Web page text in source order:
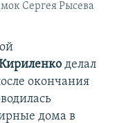
Сергея Рысева
делал
окончания
дома в